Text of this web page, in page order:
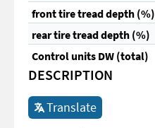
front tire tread depth (%)
rear tire tread depth (%)
Control units DW (total)
DESCRIPTION
Translate